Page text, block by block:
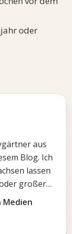
oder
aus
Blog. Ich
lassen
großer…
Medien